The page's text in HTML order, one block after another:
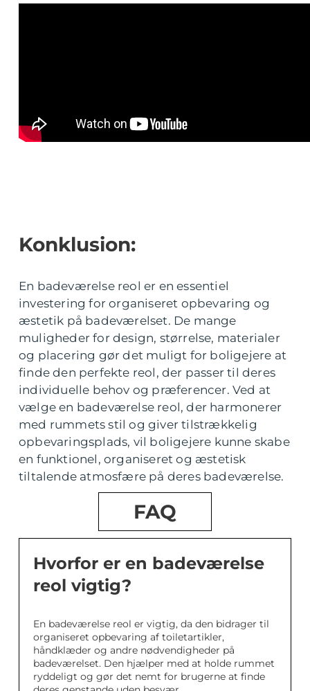
Konklusion:
En badeværelse reol er en essentiel
investering for organiseret opbevaring og
æstetik på badeværelset. De mange
muligheder for design, størrelse, materialer
og placering gør det muligt for boligejere at
finde den perfekte reol, der passer til deres
individuelle behov og præferencer. Ved at
vælge en badeværelse reol, der harmonerer
med rummets stil og giver tilstrækkelig
opbevaringsplads, vil boligejere kunne skabe
en funktionel, organiseret og æstetisk
tiltalende atmosfære på deres badeværelse.
FAQ
Hvorfor er en badeværelse
reol vigtig?
En badeværelse reol er vigtig, da den bidrager til
organiseret opbevaring af toiletartikler,
håndklæder og andre nødvendigheder på
badeværelset. Den hjælper med at holde rummet
ryddeligt og gør det nemt for brugerne at finde